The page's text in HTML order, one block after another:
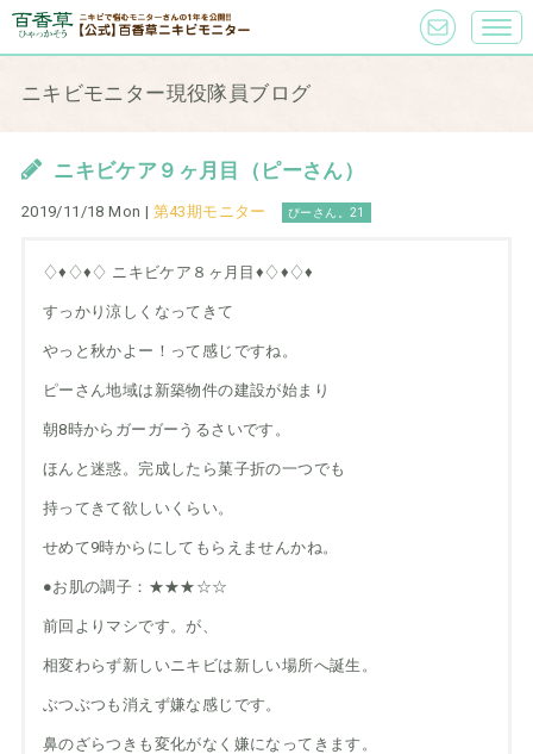
ニキビモニター現役隊員ブログ
ニキビケア９ヶ月目（ピーさん）
2019/11/18 Mon | 第43期モニター ぴーさん。21
♢♦︎♢♦︎♢ ニキビケア８ヶ月目♦︎♢♦︎♢♦︎
すっかり涼しくなってきて
やっと秋かよー！って感じですね。
ピーさん地域は新築物件の建設が始まり
朝8時からガーガーうるさいです。
ほんと迷惑。完成したら菓子折の一つでも
持ってきて欲しいくらい。
せめて9時からにしてもらえませんかね。
●お肌の調子：★★★☆☆
前回よりマシです。が、
相変わらず新しいニキビは新しい場所へ誕生。
ぶつぶつも消えず嫌な感じです。
鼻のざらつきも変化がなく嫌になってきます。